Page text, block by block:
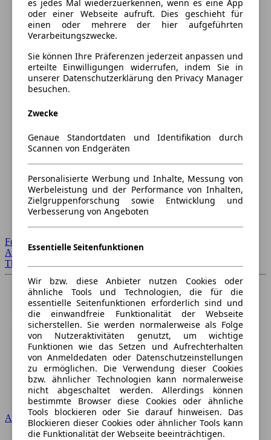
Forum Startseite
Alle Auto-Foren
Themen-Forum
Audi
es jedes Mal wiederzuerkennen, wenn es eine App
oder einer Webseite aufruft. Dies geschieht für
einen oder mehrere der hier aufgeführten
Verarbeitungszwecke.
Sie können Ihre Präferenzen jederzeit anpassen und
erteilte Einwilligungen widerrufen, indem Sie in
unserer Datenschutzerklärung den Privacy Manager
besuchen.
Zwecke
Genaue Standortdaten und Identifikation durch
Scannen von Endgeräten
Personalisierte Werbung und Inhalte, Messung von
Werbeleistung und der Performance von Inhalten,
Zielgruppenforschung sowie Entwicklung und
Verbesserung von Angeboten
Essentielle Seitenfunktionen
Wir bzw. diese Anbieter nutzen Cookies oder
ähnliche Tools und Technologien, die für die
essentielle Seitenfunktionen erforderlich sind und
die einwandfreie Funktionalität der Webseite
sicherstellen. Sie werden normalerweise als Folge
von Nutzeraktivitäten genutzt, um wichtige
Funktionen wie das Setzen und Aufrechterhalten
von Anmeldedaten oder Datenschutzeinstellungen
zu ermöglichen. Die Verwendung dieser Cookies
bzw. ähnlicher Technologien kann normalerweise
nicht abgeschaltet werden. Allerdings können
bestimmte Browser diese Cookies oder ähnliche
Tools blockieren oder Sie darauf hinweisen. Das
Blockieren dieser Cookies oder ähnlicher Tools kann
die Funktionalität der Webseite beeinträchtigen.